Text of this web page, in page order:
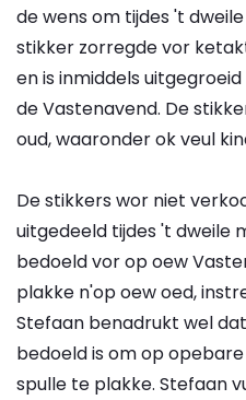
de wens om tijdes 't
stikker zorregde vor
en is inmiddels
de Vastenavend. De
oud, waaronder ok veul
De stikkers wor niet
uitgedeeld tijdes 't dweile
bedoeld vor op oew
plakke n'op oew oed,
Stefaan benadrukt wel
bedoeld is om op
spulle te plakke. Stefaan